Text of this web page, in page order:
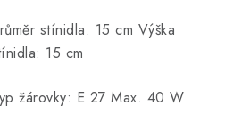
stínidla: 15 cm Výška
15 cm
žárovky: E 27 Max. 40 W